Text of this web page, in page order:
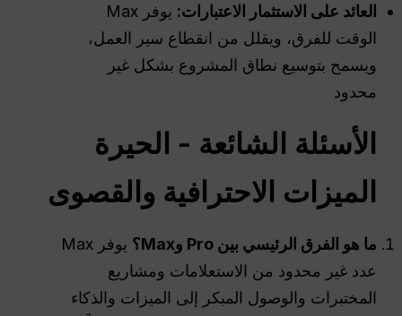
العائد على الاستثمار الاعتبارات:
يوفر Max
الوقت للفرق، ويقلل من انقطاع سير العمل،
ويسمح بتوسيع نطاق المشروع بشكل غير
محدود
الأسئلة الشائعة - الحيرة
الميزات الاحترافية والقصوى
ما هو الفرق الرئيسي بين Pro وMax؟
يوفر Max
عدد غير محدود من الاستعلامات ومشاريع
المختبرات والوصول المبكر إلى الميزات والذكاء